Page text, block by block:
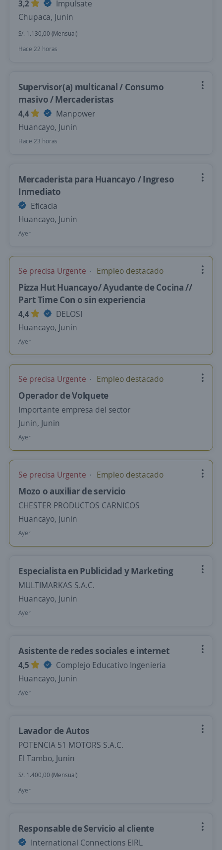
3,2
Impulsate
Chupaca, Junin
S/. 1.130,00 (Mensual)
Hace 22 horas
Supervisor(a) multicanal / Consumo
masivo / Mercaderistas
4,4
Manpower
Huancayo, Junin
Hace 23 horas
Mercaderista para Huancayo / Ingreso
Inmediato
Eficacia
Huancayo, Junin
Ayer
Se precisa Urgente Empleo destacado
Pizza Hut Huancayo/ Ayudante de Cocina //
Part Time Con o sin experiencia
4,4
DELOSI
Huancayo, Junin
Ayer
Se precisa Urgente Empleo destacado
Operador de Volquete
Importante empresa del sector
Junin, Junin
Ayer
Se precisa Urgente Empleo destacado
Mozo o auxiliar de servicio
CHESTER PRODUCTOS CARNICOS
Huancayo, Junin
Ayer
Especialista en Publicidad y Marketing
MULTIMARKAS S.A.C.
Huancayo, Junin
Ayer
Asistente de redes sociales e internet
4,5
Complejo Educativo Ingenieria
Huancayo, Junin
Ayer
Lavador de Autos
POTENCIA 51 MOTORS S.A.C.
El Tambo, Junin
S/. 1.400,00 (Mensual)
Ayer
Responsable de Servicio al cliente
International Connections EIRL